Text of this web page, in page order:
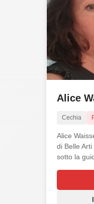
Alice
Cechia
Alice
di Belle
sotto la